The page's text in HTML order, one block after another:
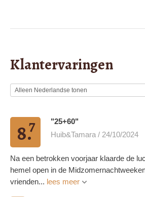
Klantervaringen
8.7
"25+60"
Huib&Tamara / 24/10/2024
Na een betrokken voorjaar klaarde de
hemel open in de
vrienden... lees meer